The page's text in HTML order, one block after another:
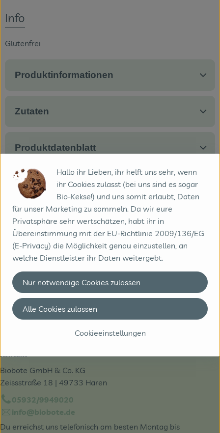
Info
Glutenfrei
Produktinformationen
Zutaten
Produktdatenblatt
Herkunft
Hersteller: Spielberger
Österreich
Spielberger Mühle
Kontakt
Biobote GmbH & Co. KG
Zeissstraße 18 | 49733 Haren
05932/9949020
info@biobote.de
Du erreichst uns telefonisch am besten Montag bis
Hallo ihr Lieben, ihr helft uns sehr, wenn
ihr Cookies zulasst (bei uns sind es sogar
Bio-Kekse!) und uns somit erlaubt, Daten
für unser Marketing zu sammeln. Da wir eure
Privatsphäre sehr wertschätzen, habt ihr in
Übereinstimmung mit der EU-Richtlinie 2009/136/EG
(E-Privacy) die Möglichkeit genau einzustellen, an
welche Dienstleister ihr Daten weitergebt.
Cookieeinstellungen
Nur notwendige Cookies zulassen
Alle Cookies zulassen